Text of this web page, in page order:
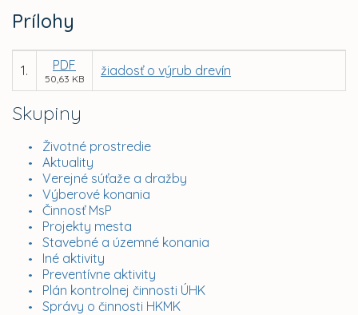
Skupiny
Životné prostredie
Aktuality
Verejné súťaže a dražby
Výberové konania
Činnosť MsP
Projekty mesta
Stavebné a územné konania
Iné aktivity
Preventívne aktivity
Plán kontrolnej činnosti ÚHK
Správy o činnosti HKMK
Prílohy
1. PDF
50,63 KB
žiadosť o výrub drevín